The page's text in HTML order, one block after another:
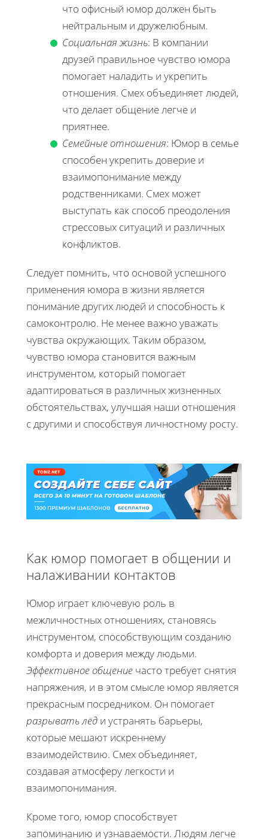
что офисный юмор должен быть
нейтральным и дружелюбным.
Социальная жизнь: В компании
друзей правильное чувство юмора
помогает наладить и укрепить
отношения. Смех объединяет людей,
что делает общение легче и
приятнее.
Семейные отношения: Юмор в семье
способен укрепить доверие и
взаимопонимание между
родственниками. Смех может
выступать как способ преодоления
стрессовых ситуаций и различных
конфликтов.
Следует помнить, что основой успешного
применения юмора в жизни является
понимание других людей и способность к
самоконтролю. Не менее важно уважать
чувства окружающих. Таким образом,
чувство юмора становится важным
инструментом, который помогает
адаптироваться в различных жизненных
обстоятельствах, улучшая наши отношения
с другими и способствуя личностному росту.
Как юмор помогает в общении и
налаживании контактов
Юмор играет ключевую роль в
межличностных отношениях, становясь
инструментом, способствующим созданию
комфорта и доверия между людьми.
Эффективное общение часто требует снятия
напряжения, и в этом смысле юмор является
прекрасным посредником. Он помогает
разрывать лёд и устранять барьеры,
которые мешают искреннему
взаимодействию. Смех объединяет,
создавая атмосферу легкости и
взаимопонимания.
Кроме того, юмор способствует
запоминанию и узнаваемости. Людям легче